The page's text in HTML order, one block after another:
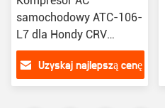
samochodowy ATC-106-
L7 dla Hondy CRV
RD5/RD7 2003-2007
3880RL6-G020
38810RWCA03/CO4920A
Uzyskaj najlepszą cenę